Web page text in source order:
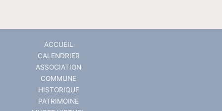
ACCUEIL
CALENDRIER
ASSOCIATION
COMMUNE
HISTORIQUE
PATRIMOINE